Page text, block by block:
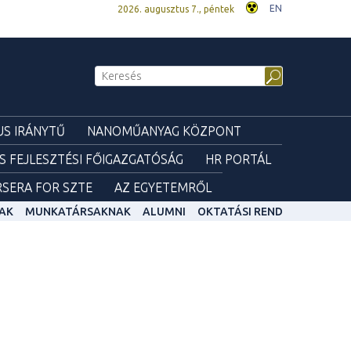
2026. augusztus 7., péntek EN
IRÁNYTŰ
NANOMŰANYAG KÖZPONT
FEJLESZTÉSI FŐIGAZGATÓSÁG
HR PORTÁL
FOR SZTE
AZ EGYETEMRŐL
MUNKATÁRSAKNAK ALUMNI OKTATÁSI REND